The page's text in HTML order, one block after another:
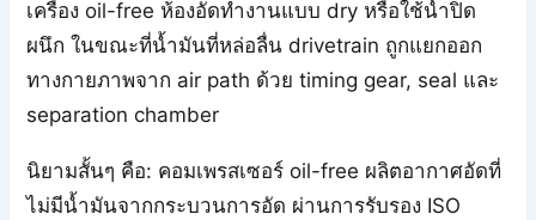
เครื่อง oil-free ห้องอัดทำงานแบบ dry หรือใช้น้ำปิด
ผนึก ในขณะที่น้ำมันที่หล่อลื่น drivetrain ถูกแยกออก
ทางกายภาพจาก air path ด้วย timing gear, seal และ
separation chamber
นิยามสั้นๆ คือ: คอมเพรสเซอร์ oil-free ผลิตอากาศอัดที่
ไม่มีน้ำมันจากกระบวนการอัด ผ่านการรับรอง ISO